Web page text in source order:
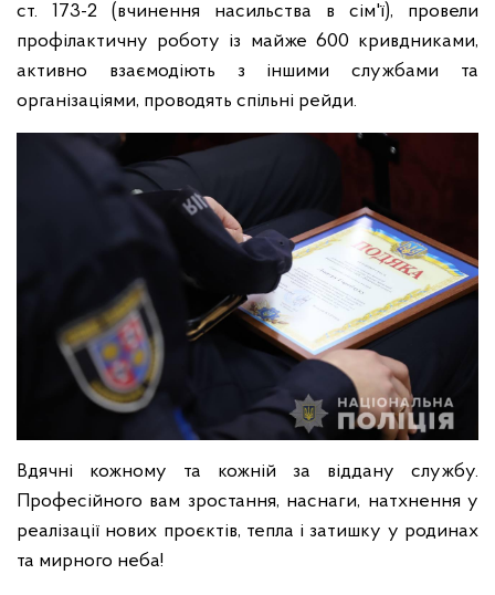
ст. 173-2 (вчинення насильства в сім'ї), провели
профілактичну роботу із майже 600 кривдниками,
активно взаємодіють з іншими службами та
організаціями, проводять спільні рейди.
Вдячні кожному та кожній за віддану службу.
Професійного вам зростання, наснаги, натхнення у
реалізації нових проєктів, тепла і затишку у родинах
та мирного неба!